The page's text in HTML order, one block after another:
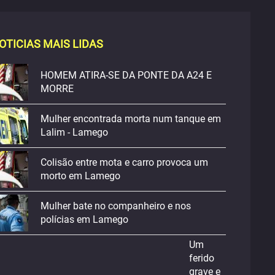
MAIS LIDAS
HOMEM ATIRA-SE DA PONTE DA A24 E
MORRE
Mulher encontrada morta num tanque em
Lalim - Lamego
Colisão entre mota e carro provoca um
morto em Lamego
Mulher bate no companheiro e nos
polícias em Lamego
Um
ferido
grave e